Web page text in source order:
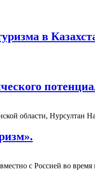
в
области, Нурсултан
с Россией во